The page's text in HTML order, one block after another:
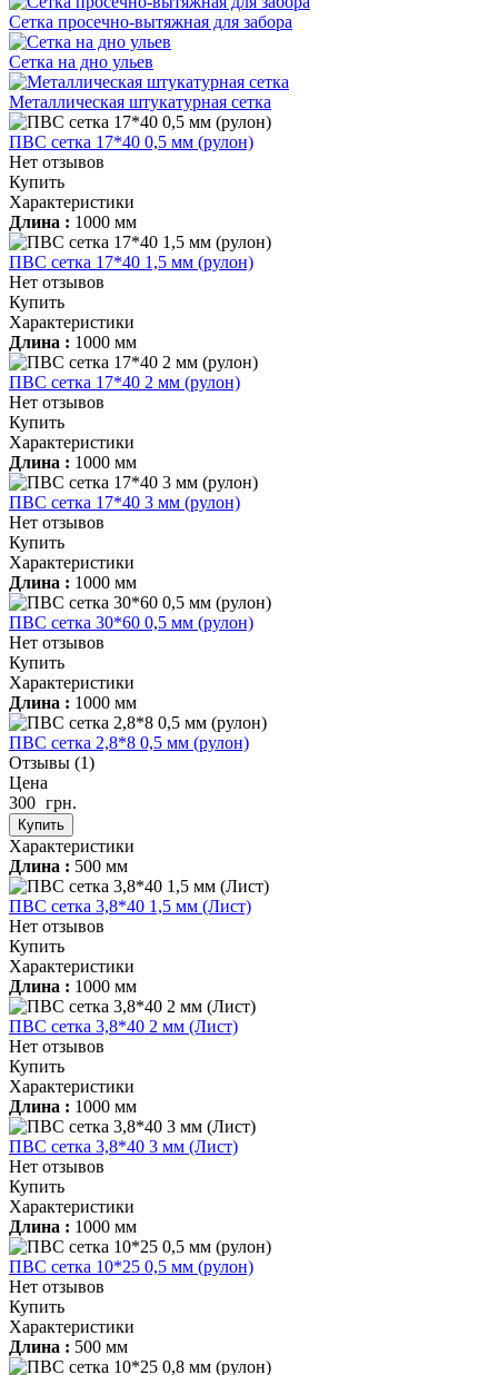
Сетка просечно-вытяжная для забора
Сетка на дно ульев
Металлическая штукатурная сетка
ПВС сетка 17*40 0,5 мм (рулон)
Нет отзывов
Купить
Характеристики
Длина : 1000 мм
ПВС сетка 17*40 1,5 мм (рулон)
Нет отзывов
Купить
Характеристики
Длина : 1000 мм
ПВС сетка 17*40 2 мм (рулон)
Нет отзывов
Купить
Характеристики
Длина : 1000 мм
ПВС сетка 17*40 3 мм (рулон)
Нет отзывов
Купить
Характеристики
Длина : 1000 мм
ПВС сетка 30*60 0,5 мм (рулон)
Нет отзывов
Купить
Характеристики
Длина : 1000 мм
ПВС сетка 2,8*8 0,5 мм (рулон)
Отзывы (1)
Цена
300 грн.
Купить
Характеристики
Длина : 500 мм
ПВС сетка 3,8*40 1,5 мм (Лист)
Нет отзывов
Купить
Характеристики
Длина : 1000 мм
ПВС сетка 3,8*40 2 мм (Лист)
Нет отзывов
Купить
Характеристики
Длина : 1000 мм
ПВС сетка 3,8*40 3 мм (Лист)
Нет отзывов
Купить
Характеристики
Длина : 1000 мм
ПВС сетка 10*25 0,5 мм (рулон)
Нет отзывов
Купить
Характеристики
Длина : 500 мм